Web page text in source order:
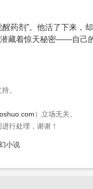
药剂”。他活了下来，却
潜藏着惊天秘密——自己
。
）立场无关。
行处理，谢谢！
小说